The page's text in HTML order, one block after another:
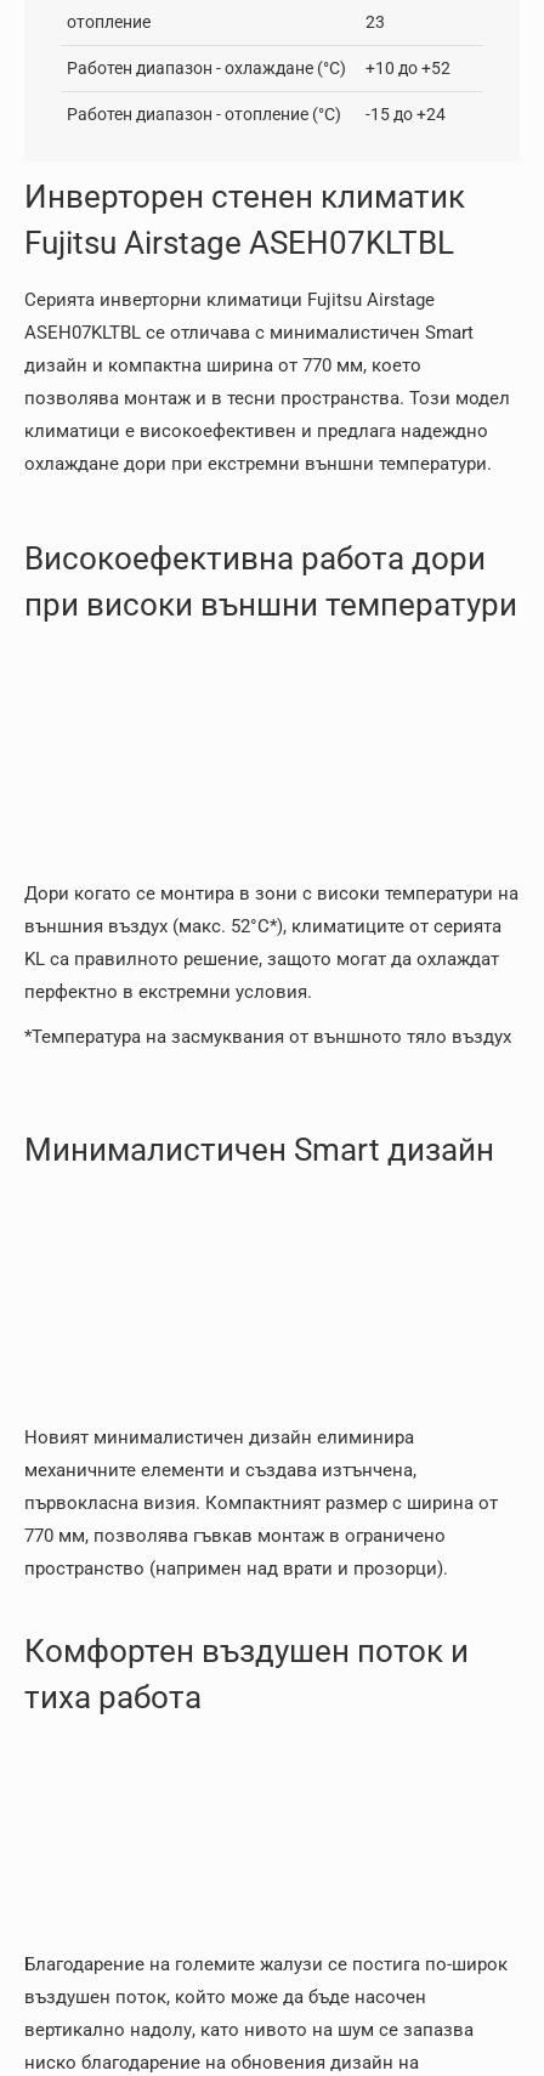
отопление 23
Работен диапазон - oхлаждане (°C) +10 до +52
Работен диапазон - отопление (°C) -15 до +24
Инверторен стенен климатик
Fujitsu Airstage ASEH07KLTBL
Серията инверторни климатици Fujitsu Airstage
ASEH07KLTBL се отличава с минималистичен Smart
дизайн и компактна ширина от 770 мм, което
позволява монтаж и в тесни пространства. Този модел
климатици е високоефективен и предлага надеждно
охлаждане дори при екстремни външни температури.
Високоефективна работа дори
при високи външни температури
Дори когато се монтира в зони с високи температури на
външния въздух (макс. 52°C*), климатиците от серията
KL са правилното решение, защото могат да охлаждат
перфектно в екстремни условия.
*Температура на засмуквания от външното тяло въздух
Минималистичен Smart дизайн
Новият минималистичен дизайн елиминира
механичните елементи и създава изтънчена,
първокласна визия. Компактният размер с ширина от
770 мм, позволява гъвкав монтаж в ограничено
пространство (напримен над врати и прозорци).
Комфортен въздушен поток и
тиха работа
Благодарение на големите жалузи се постига по-широк
въздушен поток, който може да бъде насочен
вертикално надолу, като нивото на шум се запазва
ниско благодарение на обновения дизайн на